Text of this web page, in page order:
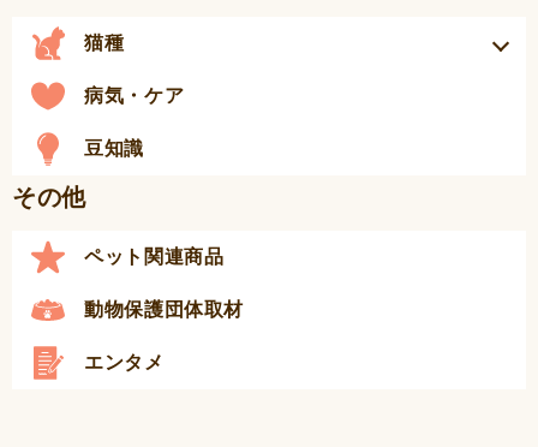
猫種
病気・ケア
豆知識
その他
ペット関連商品
動物保護団体取材
エンタメ